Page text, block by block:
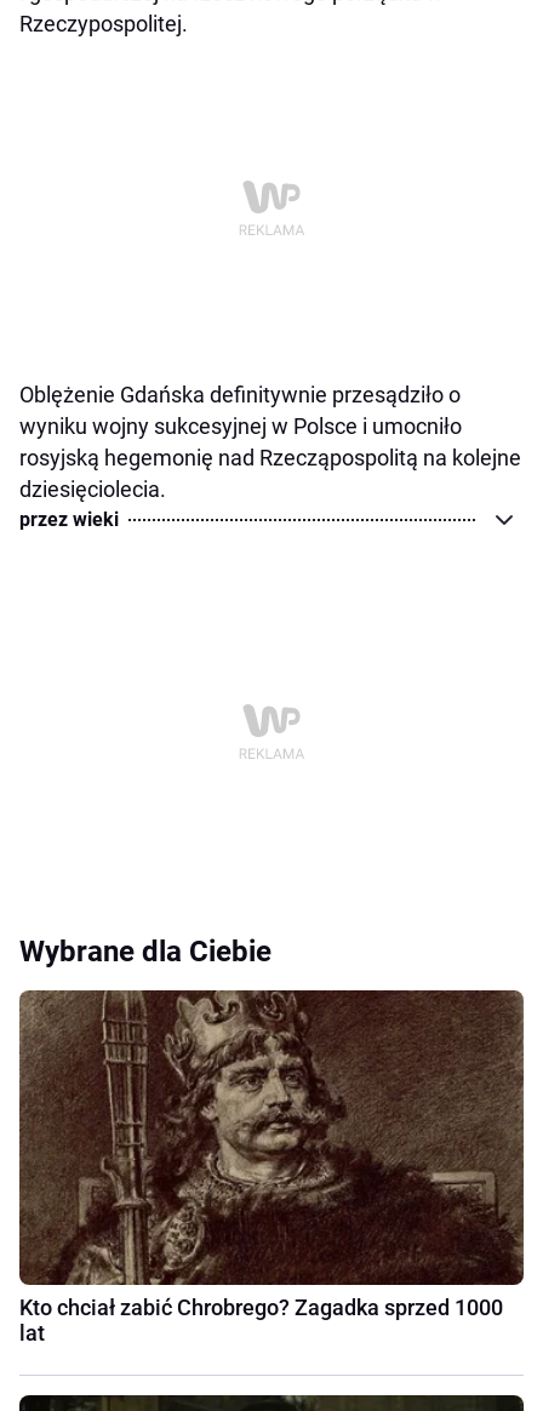
Rzeczypospolitej.
Oblężenie Gdańska definitywnie przesądziło o
wyniku wojny sukcesyjnej w Polsce i umocniło
rosyjską hegemonię nad Rzecząpospolitą na kolejne
dziesięciolecia.
przez wieki
Wybrane dla Ciebie
Kto chciał zabić Chrobrego? Zagadka sprzed 1000
lat